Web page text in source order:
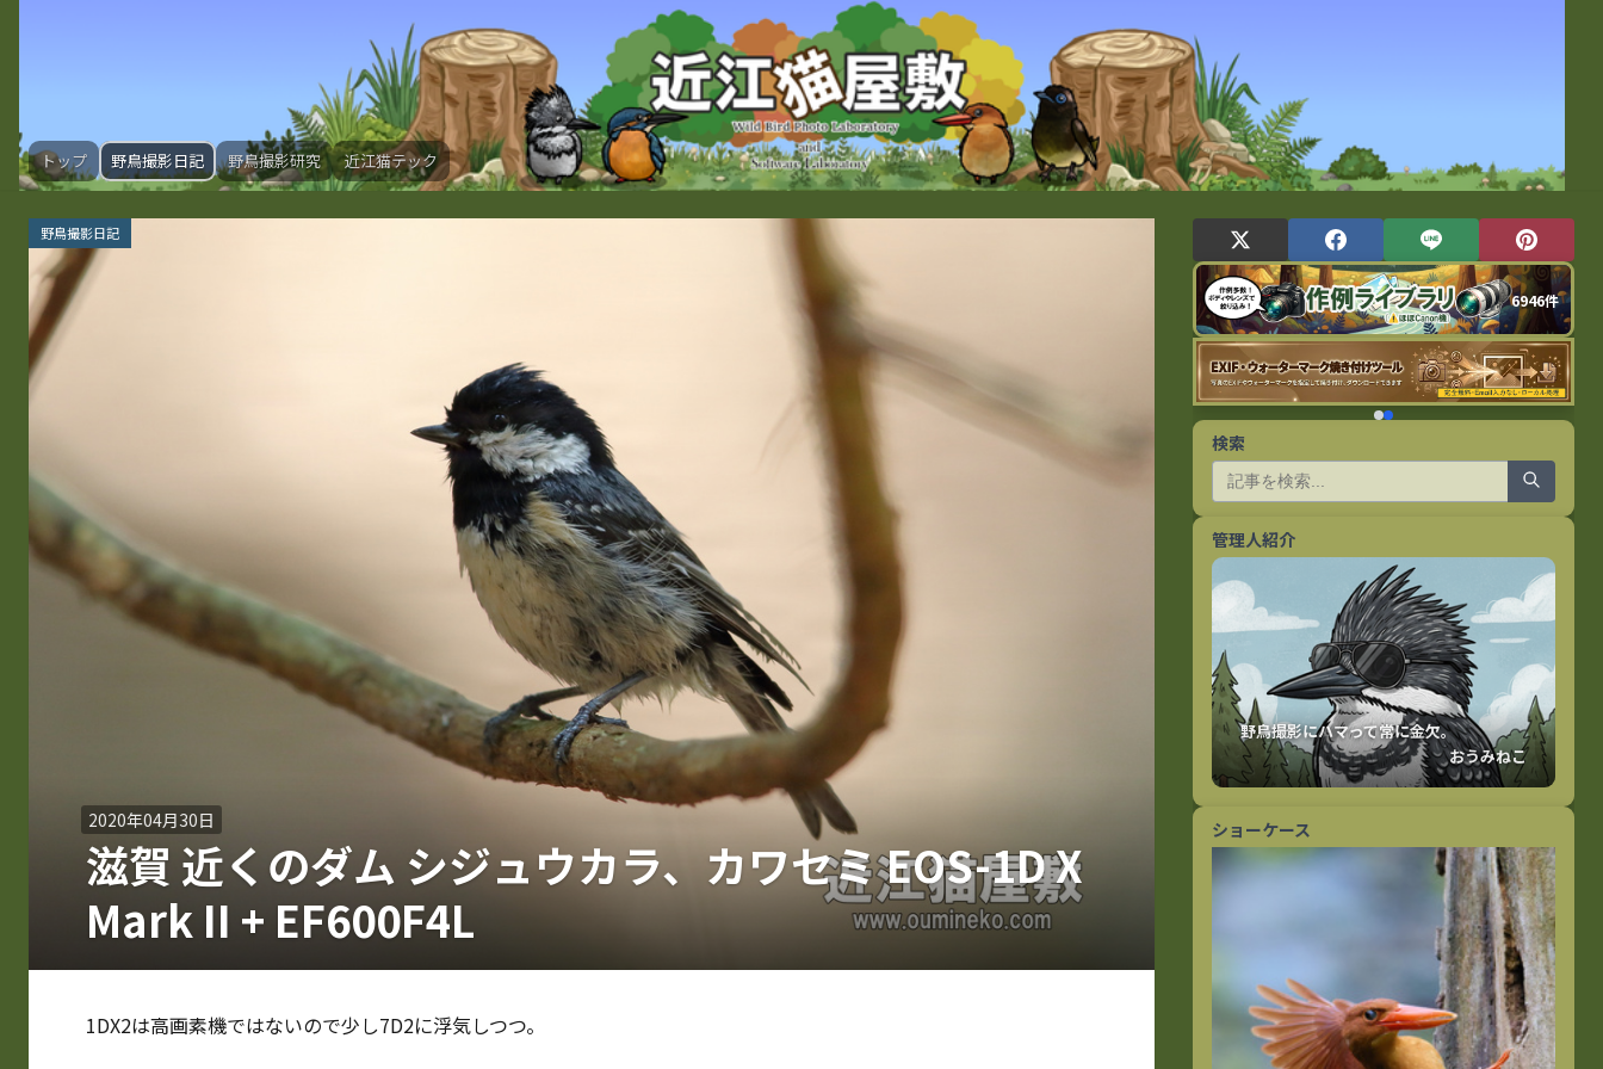
トップ 野鳥撮影日記 野鳥撮影研究 近江猫テック
野鳥撮影日記
2020年04月30日
滋賀 近くのダム シジュウカラ、カワセミ EOS-1D X
Mark II + EF600F4L
1DX2は高画素機ではないので少し7D2に浮気しつつ。
6946件
検索
管理人紹介
おうみねこ
ショーケース